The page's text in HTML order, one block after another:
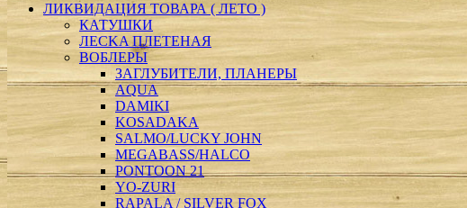
ЛИКВИДАЦИЯ ТОВАРА ( ЛЕТО )
КАТУШКИ
ЛECKA ПЛЕТЕНАЯ
ВОБЛЕРЫ
ЗАГЛУБИТЕЛИ, ПЛАНЕРЫ
AQUA
DAMIKI
KOSADAKA
SALMO/LUCKY JOHN
MEGABASS/HALCO
PONTOON 21
YO-ZURI
RAPALA / SILVER FOX